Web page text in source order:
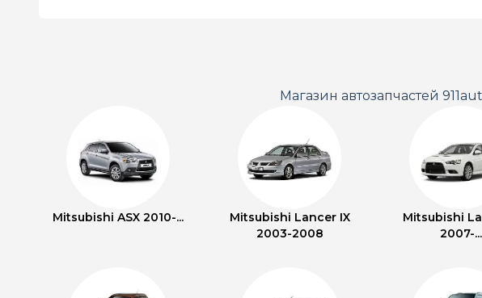
Магазин автозапчастей
Mitsubishi ASX 2010-...
Mitsubishi Lancer IX
2003-2008
Mitsubishi
2007-...